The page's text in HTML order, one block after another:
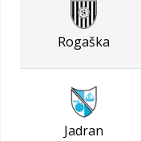
Rogaška
Jadran